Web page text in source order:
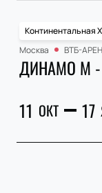
Континентальная
Москва
ВТБ-
ДИНАМО М
11 ОКТ 17